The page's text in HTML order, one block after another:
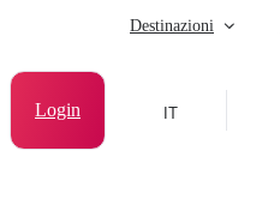
Destinazioni
Login IT